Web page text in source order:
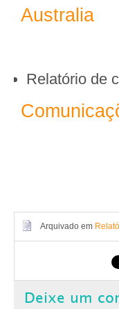
Australia
Relatório de
Arquivado em
Deixe um